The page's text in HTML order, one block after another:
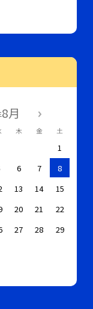
8月
木 金 土
1
6 7
8
13 14
15
20 21
22
27 28
29